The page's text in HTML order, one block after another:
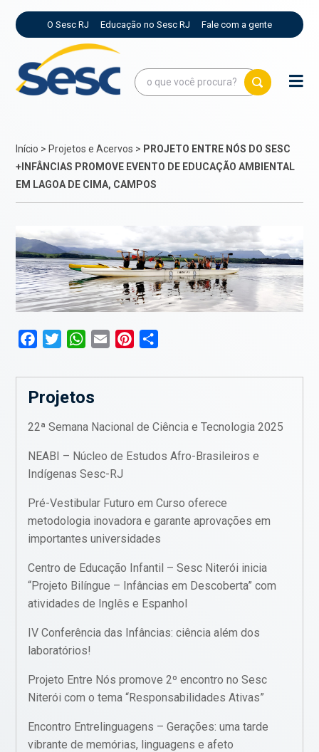
O Sesc RJ Educação no Sesc RJ Fale com a gente
Início > Projetos e Acervos > PROJETO ENTRE NÓS DO SESC
+INFÂNCIAS PROMOVE EVENTO DE EDUCAÇÃO AMBIENTAL
EM LAGOA DE CIMA, CAMPOS
FacebookTwitterWhatsApp
Email Pinterest
Projetos
22ª Semana Nacional de Ciência e Tecnologia 2025
NEABI – Núcleo de Estudos Afro-Brasileiros e
Indígenas Sesc-RJ
Pré-Vestibular Futuro em Curso oferece
metodologia inovadora e garante aprovações em
importantes universidades
Centro de Educação Infantil – Sesc Niterói inicia
“Projeto Bilíngue – Infâncias em Descoberta” com
atividades de Inglês e Espanhol
IV Conferência das Infâncias: ciência além dos
laboratórios!
Projeto Entre Nós promove 2º encontro no Sesc
Niterói com o tema “Responsabilidades Ativas”
Encontro Entrelinguagens – Gerações: uma tarde
vibrante de memórias, linguagens e afeto